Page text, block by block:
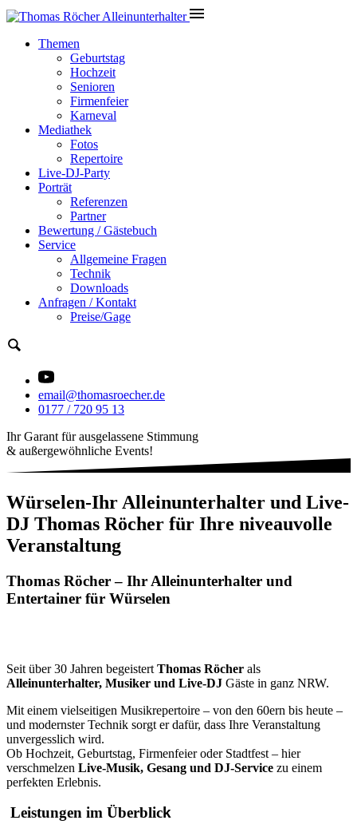
Themen
Geburtstag
Hochzeit
Senioren
Firmenfeier
Karneval
Mediathek
Fotos
Repertoire
Live-DJ-Party
Porträt
Referenzen
Partner
Bewertung / Gästebuch
Service
Allgemeine Fragen
Technik
Downloads
Anfragen / Kontakt
Preise/Gage
email@thomasroecher.de
0177 / 720 95 13
Ihr Garant für ausgelassene Stimmung
& außergewöhnliche Events!
Würselen-Ihr Alleinunterhalter und Live-
DJ Thomas Röcher für Ihre niveauvolle
Veranstaltung
Thomas Röcher – Ihr Alleinunterhalter und
Entertainer für Würselen
Seit über 30 Jahren begeistert Thomas Röcher als
Alleinunterhalter, Musiker und Live-DJ Gäste in ganz NRW.
Mit einem vielseitigen Musikrepertoire – von den 60ern bis heute –
und modernster Technik sorgt er dafür, dass Ihre Veranstaltung
unvergesslich wird.
Ob Hochzeit, Geburtstag, Firmenfeier oder Stadtfest – hier
verschmelzen Live-Musik, Gesang und DJ-Service zu einem
perfekten Erlebnis.
Leistungen im Überblick